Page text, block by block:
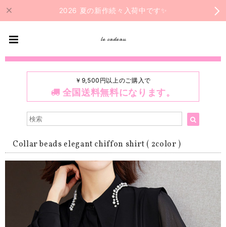
2026 夏の新作続々入荷中です✨
le cadeau
￥9,500円以上のご購入で
全国送料無料になります。
Collar beads elegant chiffon shirt ( 2color )